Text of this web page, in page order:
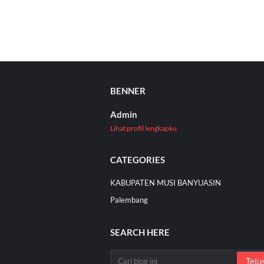
BENNER
Admin
Lihat profil lengkapku
CATEGORIES
KABUPATEN MUSI BANYUASIN
Palembang
SEARCH HERE